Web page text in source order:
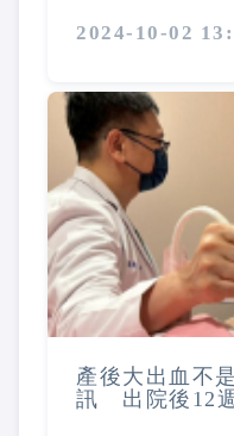
2024-10-02
產後大出血不
訊 出院後12